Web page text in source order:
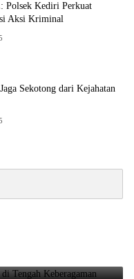
Polsek Kediri Perkuat
Aksi Kriminal
Sekotong dari Kejahatan
Keberagaman